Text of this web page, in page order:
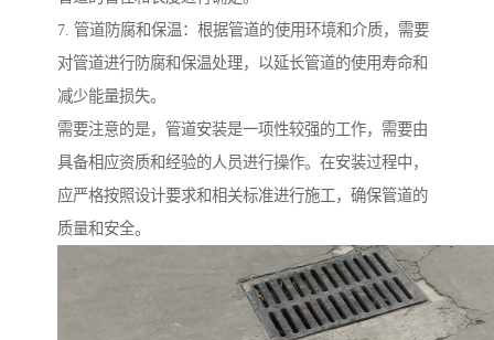
7. 管道防腐和保温：根据管道的使用环境和介质，需要
对管道进行防腐和保温处理，以延长管道的使用寿命和
减少能量损失。
需要注意的是，管道安装是一项性较强的工作，需要由
具备相应资质和经验的人员进行操作。在安装过程中，
应严格按照设计要求和相关标准进行施工，确保管道的
质量和安全。